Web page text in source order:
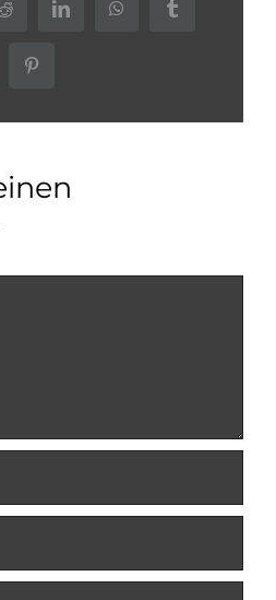
Reddit LinkedInWhatsAppTumblr
Pinterest